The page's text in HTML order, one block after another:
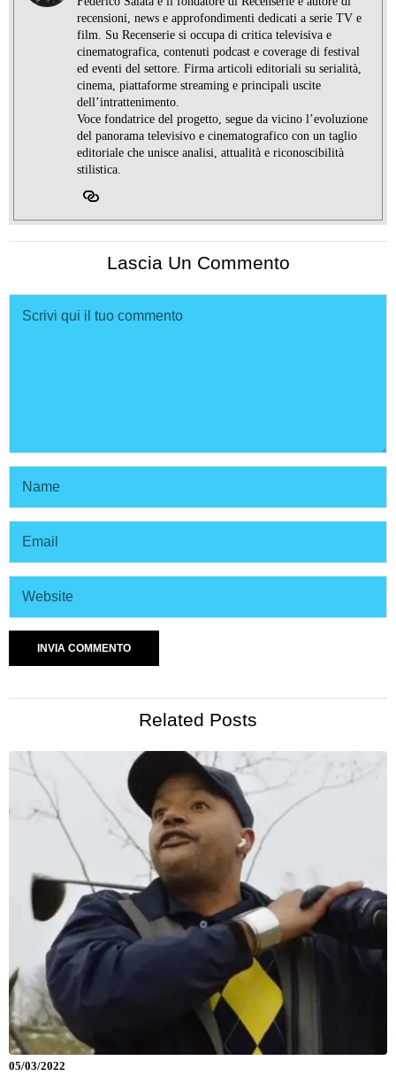
recensioni, news e approfondimenti dedicati a serie TV e
film. Su Recenserie si occupa di critica televisiva e
cinematografica, contenuti podcast e coverage di festival
ed eventi del settore. Firma articoli editoriali su serialità,
cinema, piattaforme streaming e principali uscite
dell’intrattenimento.
Voce fondatrice del progetto, segue da vicino l’evoluzione
del panorama televisivo e cinematografico con un taglio
editoriale che unisce analisi, attualità e riconoscibilità
stilistica.
Lascia Un Commento
Related Posts
05/03/2022